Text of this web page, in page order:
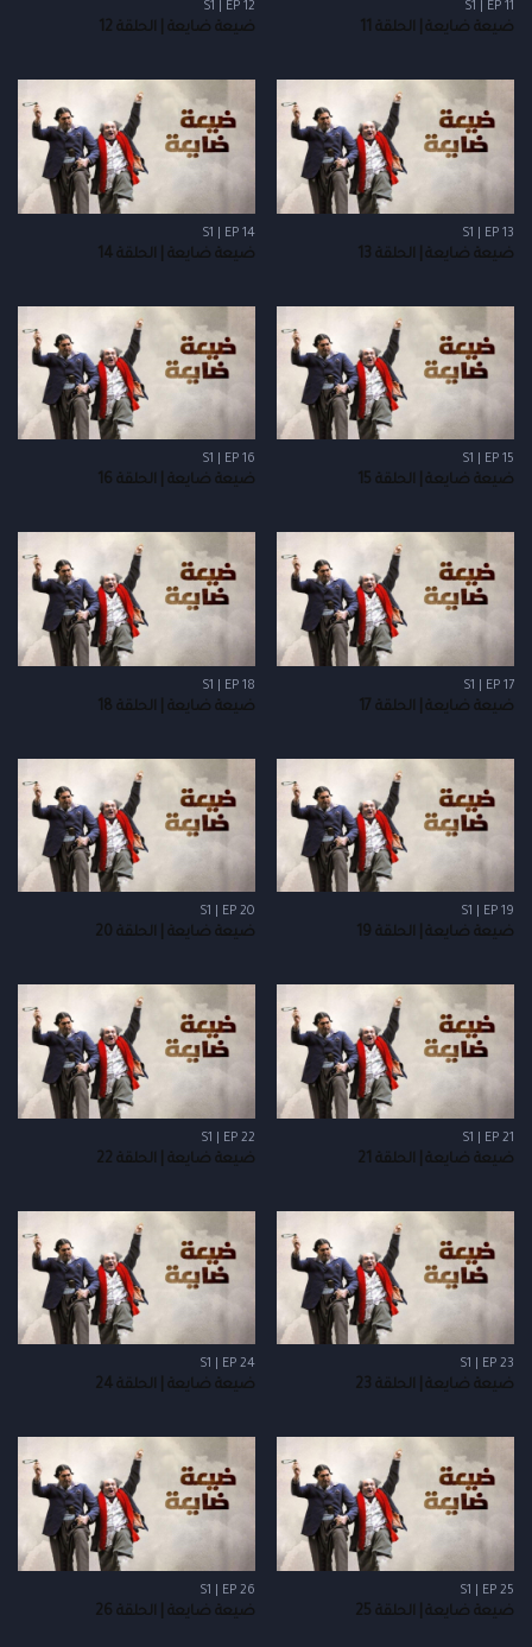
S1 | EP 11
ضيعة ضايعة | الحلقة 11
S1 | EP 12
ضيعة ضايعة | الحلقة 12
S1 | EP 13
ضيعة ضايعة | الحلقة 13
S1 | EP 14
ضيعة ضايعة | الحلقة 14
S1 | EP 15
ضيعة ضايعة | الحلقة 15
S1 | EP 16
ضيعة ضايعة | الحلقة 16
S1 | EP 17
ضيعة ضايعة | الحلقة 17
S1 | EP 18
ضيعة ضايعة | الحلقة 18
S1 | EP 19
ضيعة ضايعة | الحلقة 19
S1 | EP 20
ضيعة ضايعة | الحلقة 20
S1 | EP 21
ضيعة ضايعة | الحلقة 21
S1 | EP 22
ضيعة ضايعة | الحلقة 22
S1 | EP 23
ضيعة ضايعة | الحلقة 23
S1 | EP 24
ضيعة ضايعة | الحلقة 24
S1 | EP 25
ضيعة ضايعة | الحلقة 25
S1 | EP 26
ضيعة ضايعة | الحلقة 26